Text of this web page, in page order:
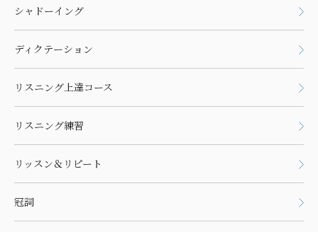
シャドーイング
ディクテーション
リスニング上達コース
リスニング練習
リッスン＆リピート
冠詞